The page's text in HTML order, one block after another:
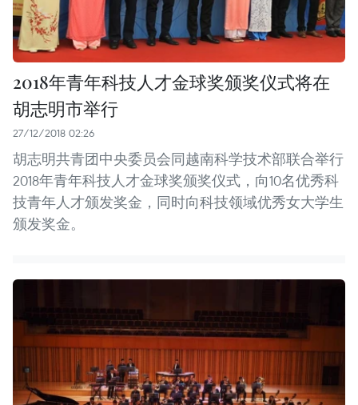
2018年青年科技人才金球奖颁奖仪式将在
胡志明市举行
27/12/2018 02:26
胡志明共青团中央委员会同越南科学技术部联合举行
2018年青年科技人才金球奖颁奖仪式，向10名优秀科
技青年人才颁发奖金，同时向科技领域优秀女大学生
颁发奖金。